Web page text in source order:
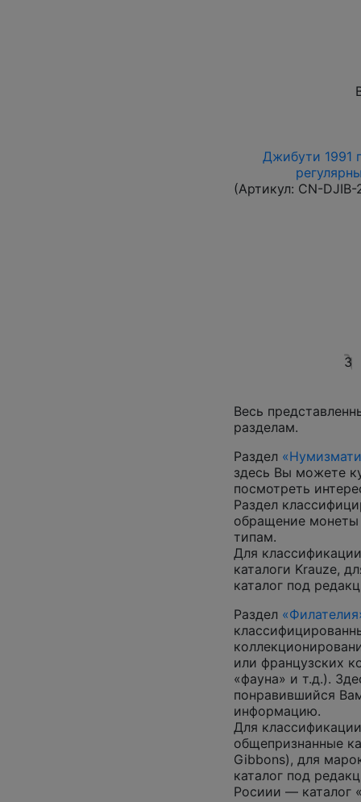
Джибути 1991
(Артикул: CN-DJIB-
3
Весь
разделам.
Раздел
здесь Вы можете
посмотреть
Раздел
обращение
типам.
Для
каталоги Krauze,
каталог под
Раздел
или французских
«фауна» и т.д.).
понравившийся
информацию.
Для
общепризнанные
Gibbons), для
каталог под
Росиии — каталог